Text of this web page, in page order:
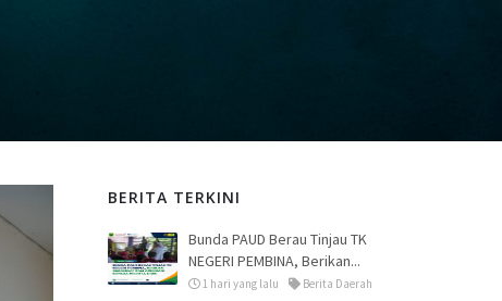
BERITA TERKINI
Bunda PAUD Berau Tinjau TK
NEGERI PEMBINA, Berikan...
1 hari yang lalu Berita Daerah